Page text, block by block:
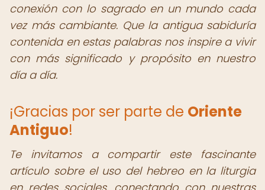
conexión con lo sagrado en un mundo cada
vez más cambiante. Que la antigua sabiduría
contenida en estas palabras nos inspire a vivir
con más significado y propósito en nuestro
día a día.
¡Gracias por ser parte de Oriente
Antiguo!
Te invitamos a compartir este fascinante
artículo sobre el uso del hebreo en la liturgia